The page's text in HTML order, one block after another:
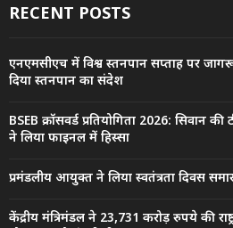
RECENT POSTS
एनएमसीएच में विश्व स्तनपान सप्ताह पर
दिया स्तनपान का संदेश
BSEB क्रॉसवर्ड प्रतियोगिता 2026: सिवान
ने लिया फाइनल में हिस्सा
प्रमंडलीय आयुक्त ने लिया स्वतंत्रता दिवस
केंद्रीय मंत्रिमंडल ने 23,731 करोड़ रुपये की